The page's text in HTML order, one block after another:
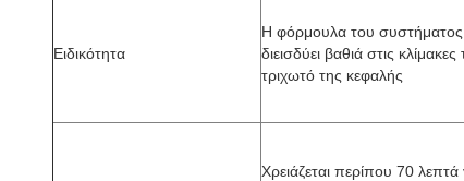
Ειδικότητα
Η φόρμουλα του συστήματος
διεισδύει βαθιά στις
τριχωτό της κεφαλής
Χρειάζεται περίπου 70